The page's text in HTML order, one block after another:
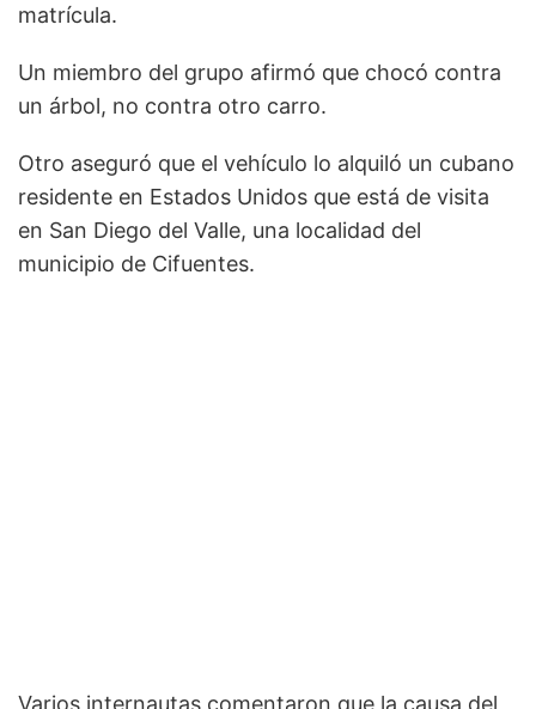
matrícula.
Un miembro del grupo afirmó que chocó contra
un árbol, no contra otro carro.
Otro aseguró que el vehículo lo alquiló un cubano
residente en Estados Unidos que está de visita
en San Diego del Valle, una localidad del
municipio de Cifuentes.
Varios internautas comentaron que la causa del